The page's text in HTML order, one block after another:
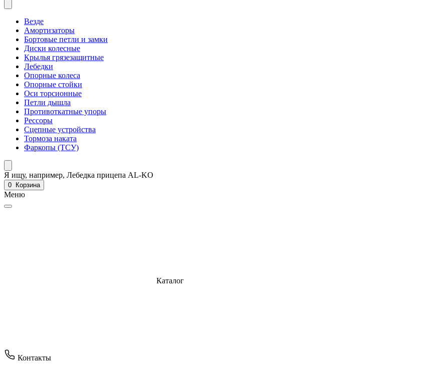
Везде
Амортизаторы
Бортовые петли и замки
Диски колесные
Крылья грязезащитные
Лебедки
Опорные колеса
Опорные стойки
Оси торсионные
Петли дышла
Противоткатные упоры
Рессоры
Сцепные устройства
Тормоза наката
Фаркопы (ТСУ)
Я ищу, например, Лебедка прицепа AL-KO
0 Корзина
Меню
Каталог
Контакты